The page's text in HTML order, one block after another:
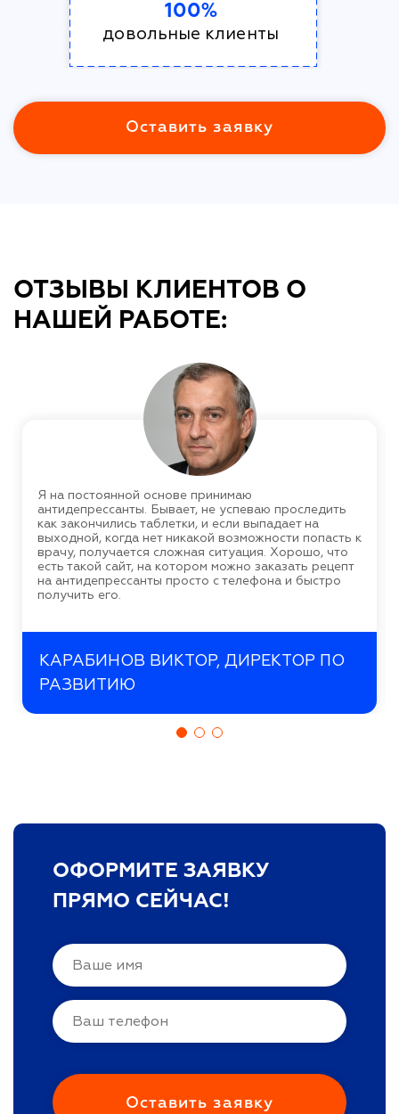
100%
довольные клиенты
Оставить заявку
ОТЗЫВЫ КЛИЕНТОВ О
НАШЕЙ РАБОТЕ:
Я на постоянной основе принимаю
антидепрессанты. Бывает, не успеваю проследить
как закончились таблетки, и если выпадает на
выходной, когда нет никакой возможности попасть к
врачу, получается сложная ситуация. Хорошо, что
есть такой сайт, на котором можно заказать рецепт
на антидепрессанты просто с телефона и быстро
получить его.
КАРАБИНОВ ВИКТОР, ДИРЕКТОР ПО
РАЗВИТИЮ
ОФОРМИТЕ ЗАЯВКУ
ПРЯМО СЕЙЧАС!